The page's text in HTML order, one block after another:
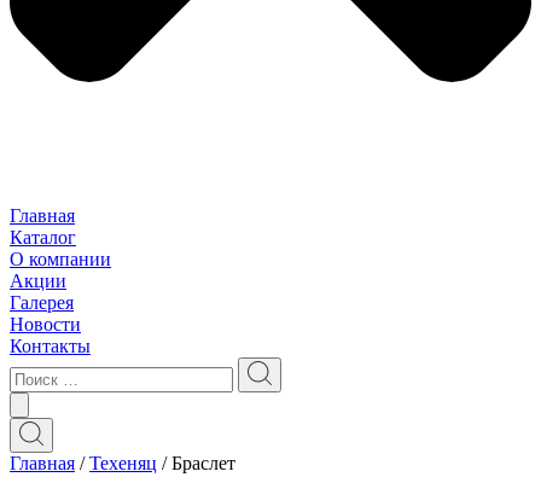
Главная
Каталог
О компании
Акции
Галерея
Новости
Контакты
Главная /Техеняц / Браслет